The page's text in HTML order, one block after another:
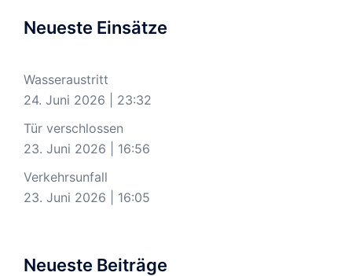
Neueste Einsätze
Wasseraustritt
24. Juni 2026
23:32
Tür verschlossen
23. Juni 2026
16:56
Verkehrsunfall
23. Juni 2026
16:05
Neueste Beiträge